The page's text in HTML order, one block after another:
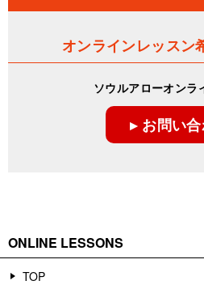
オンラインレッスン
ソウルアローオンラ
▸ お問い
ONLINE LESSONS
TOP